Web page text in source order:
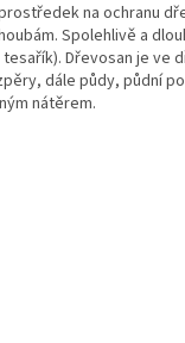
d
a
c
í
p
na ochranu
Spolehlivě a
Dřevosan je ve
dále půdy, půdní
nátěrem.